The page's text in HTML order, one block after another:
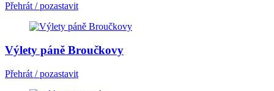
Přehrát / pozastavit
Výlety páně Broučkovy
Přehrát / pozastavit